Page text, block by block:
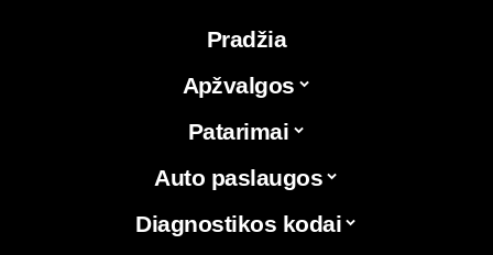
Pradžia
Apžvalgos
Patarimai
Auto paslaugos
Diagnostikos kodai